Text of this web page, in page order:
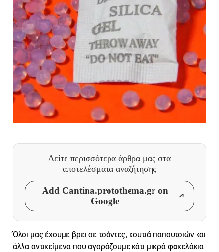
Δείτε περισσότερα άρθρα μας στα
αποτελέσματα αναζήτησης
Add Cantina.protothema.gr on
Google
Όλοι μας έχουμε βρει σε τσάντες, κουτιά παπουτσιών και
άλλα αντικείμενα που αγοράζουμε κάτι μικρά φακελάκια